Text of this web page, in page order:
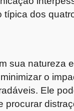
típica dos
sua natureza
o
Ele
procurar